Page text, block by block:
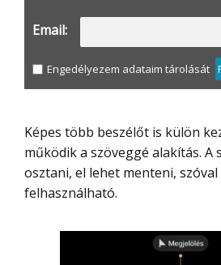
Email:
Engedélyezem adataim tárolását
Képes több beszélőt is külön kezelni és egész jól
működik a szöveggé alakítás. A
osztani, el lehet menteni,
felhasználható.